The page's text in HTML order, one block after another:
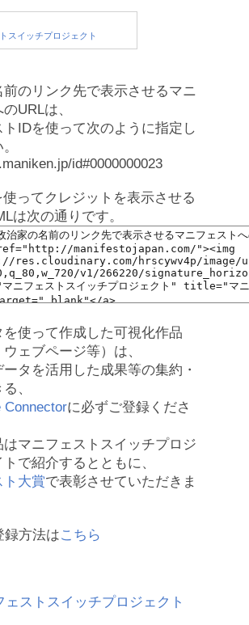
のリンク先で表示させるマニ
URLは、
トIDを使って次のように指定し
id#0000000023
ってクレジットを表示させる
は次の通りです。
を使って作成した可視化作品
ウェブページ等）は、
タを活用した成果等の集約・
、
Connectorに必ずご登録くださ
マニフェストスイッチプロジ
で紹介するとともに、
ト大賞で表彰させていただきま
方法はこちら